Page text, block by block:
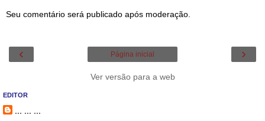
Seu comentário será publicado após moderação.
‹ ›
Página inicial
Ver versão para a web
EDITOR
... ... ...